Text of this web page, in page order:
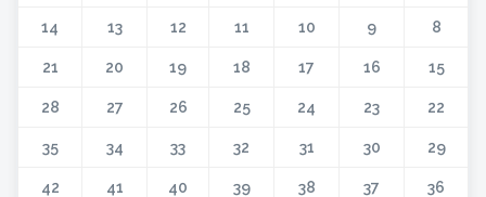
8
9
10
11
12
13
14
15
16
17
18
19
20
21
22
23
24
25
26
27
28
29
30
31
32
33
34
35
36
37
38
39
40
41
42